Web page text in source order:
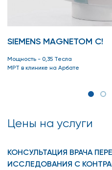
SIEMENS MAGNETOM C!
Мощность - 0,35 Тесла
МРТ в клинике на Арбате
Цены на услуги
КОНСУЛЬТАЦИЯ ВРАЧА
ИССЛЕДОВАНИЯ С